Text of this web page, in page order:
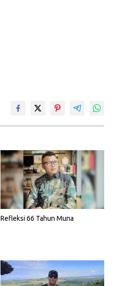
Refleksi 66 Tahun Muna